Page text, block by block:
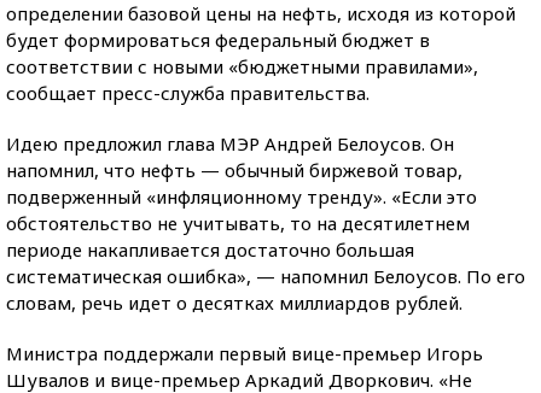
определении базовой цены на нефть, исходя из которой
будет формироваться федеральный бюджет в
соответствии с новыми «бюджетными правилами»,
сообщает пресс-служба правительства.
Идею предложил глава МЭР Андрей Белоусов. Он
напомнил, что нефть — обычный биржевой товар,
подверженный «инфляционному тренду». «Если это
обстоятельство не учитывать, то на десятилетнем
периоде накапливается достаточно большая
систематическая ошибка», — напомнил Белоусов. По его
словам, речь идет о десятках миллиардов рублей.
Министра поддержали первый вице-премьер Игорь
Шувалов и вице-премьер Аркадий Дворкович. «Не